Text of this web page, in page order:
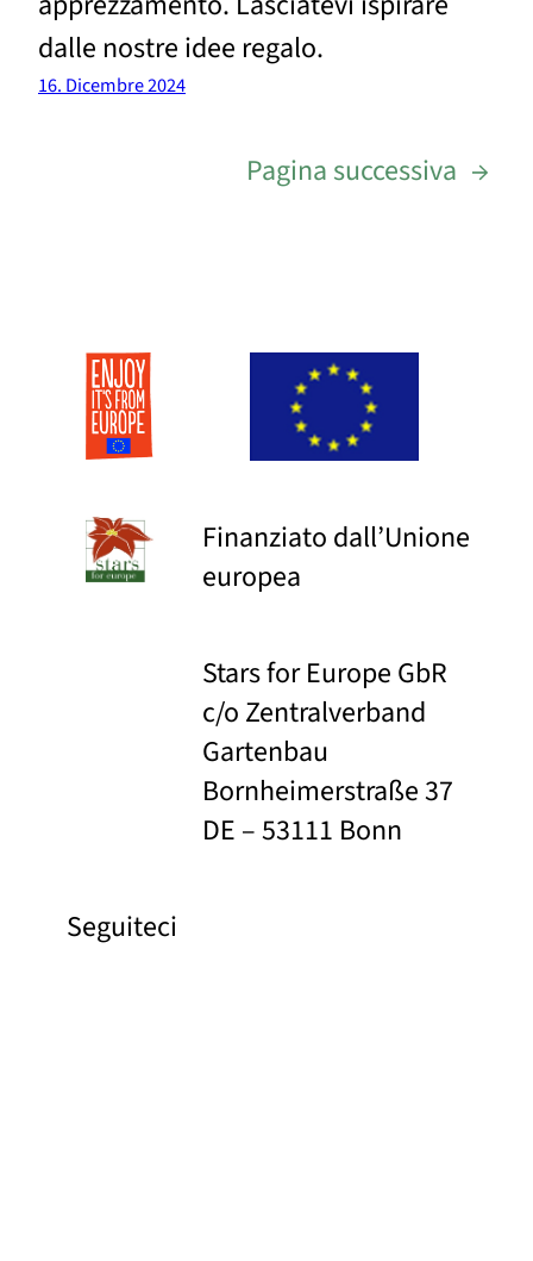
dalle nostre idee regalo.
16. Dicembre 2024
Pagina successiva →
Finanziato dall’Unione
europea
Stars for Europe GbR
c/o Zentralverband
Gartenbau
Bornheimerstraße 37
DE – 53111 Bonn
Seguiteci